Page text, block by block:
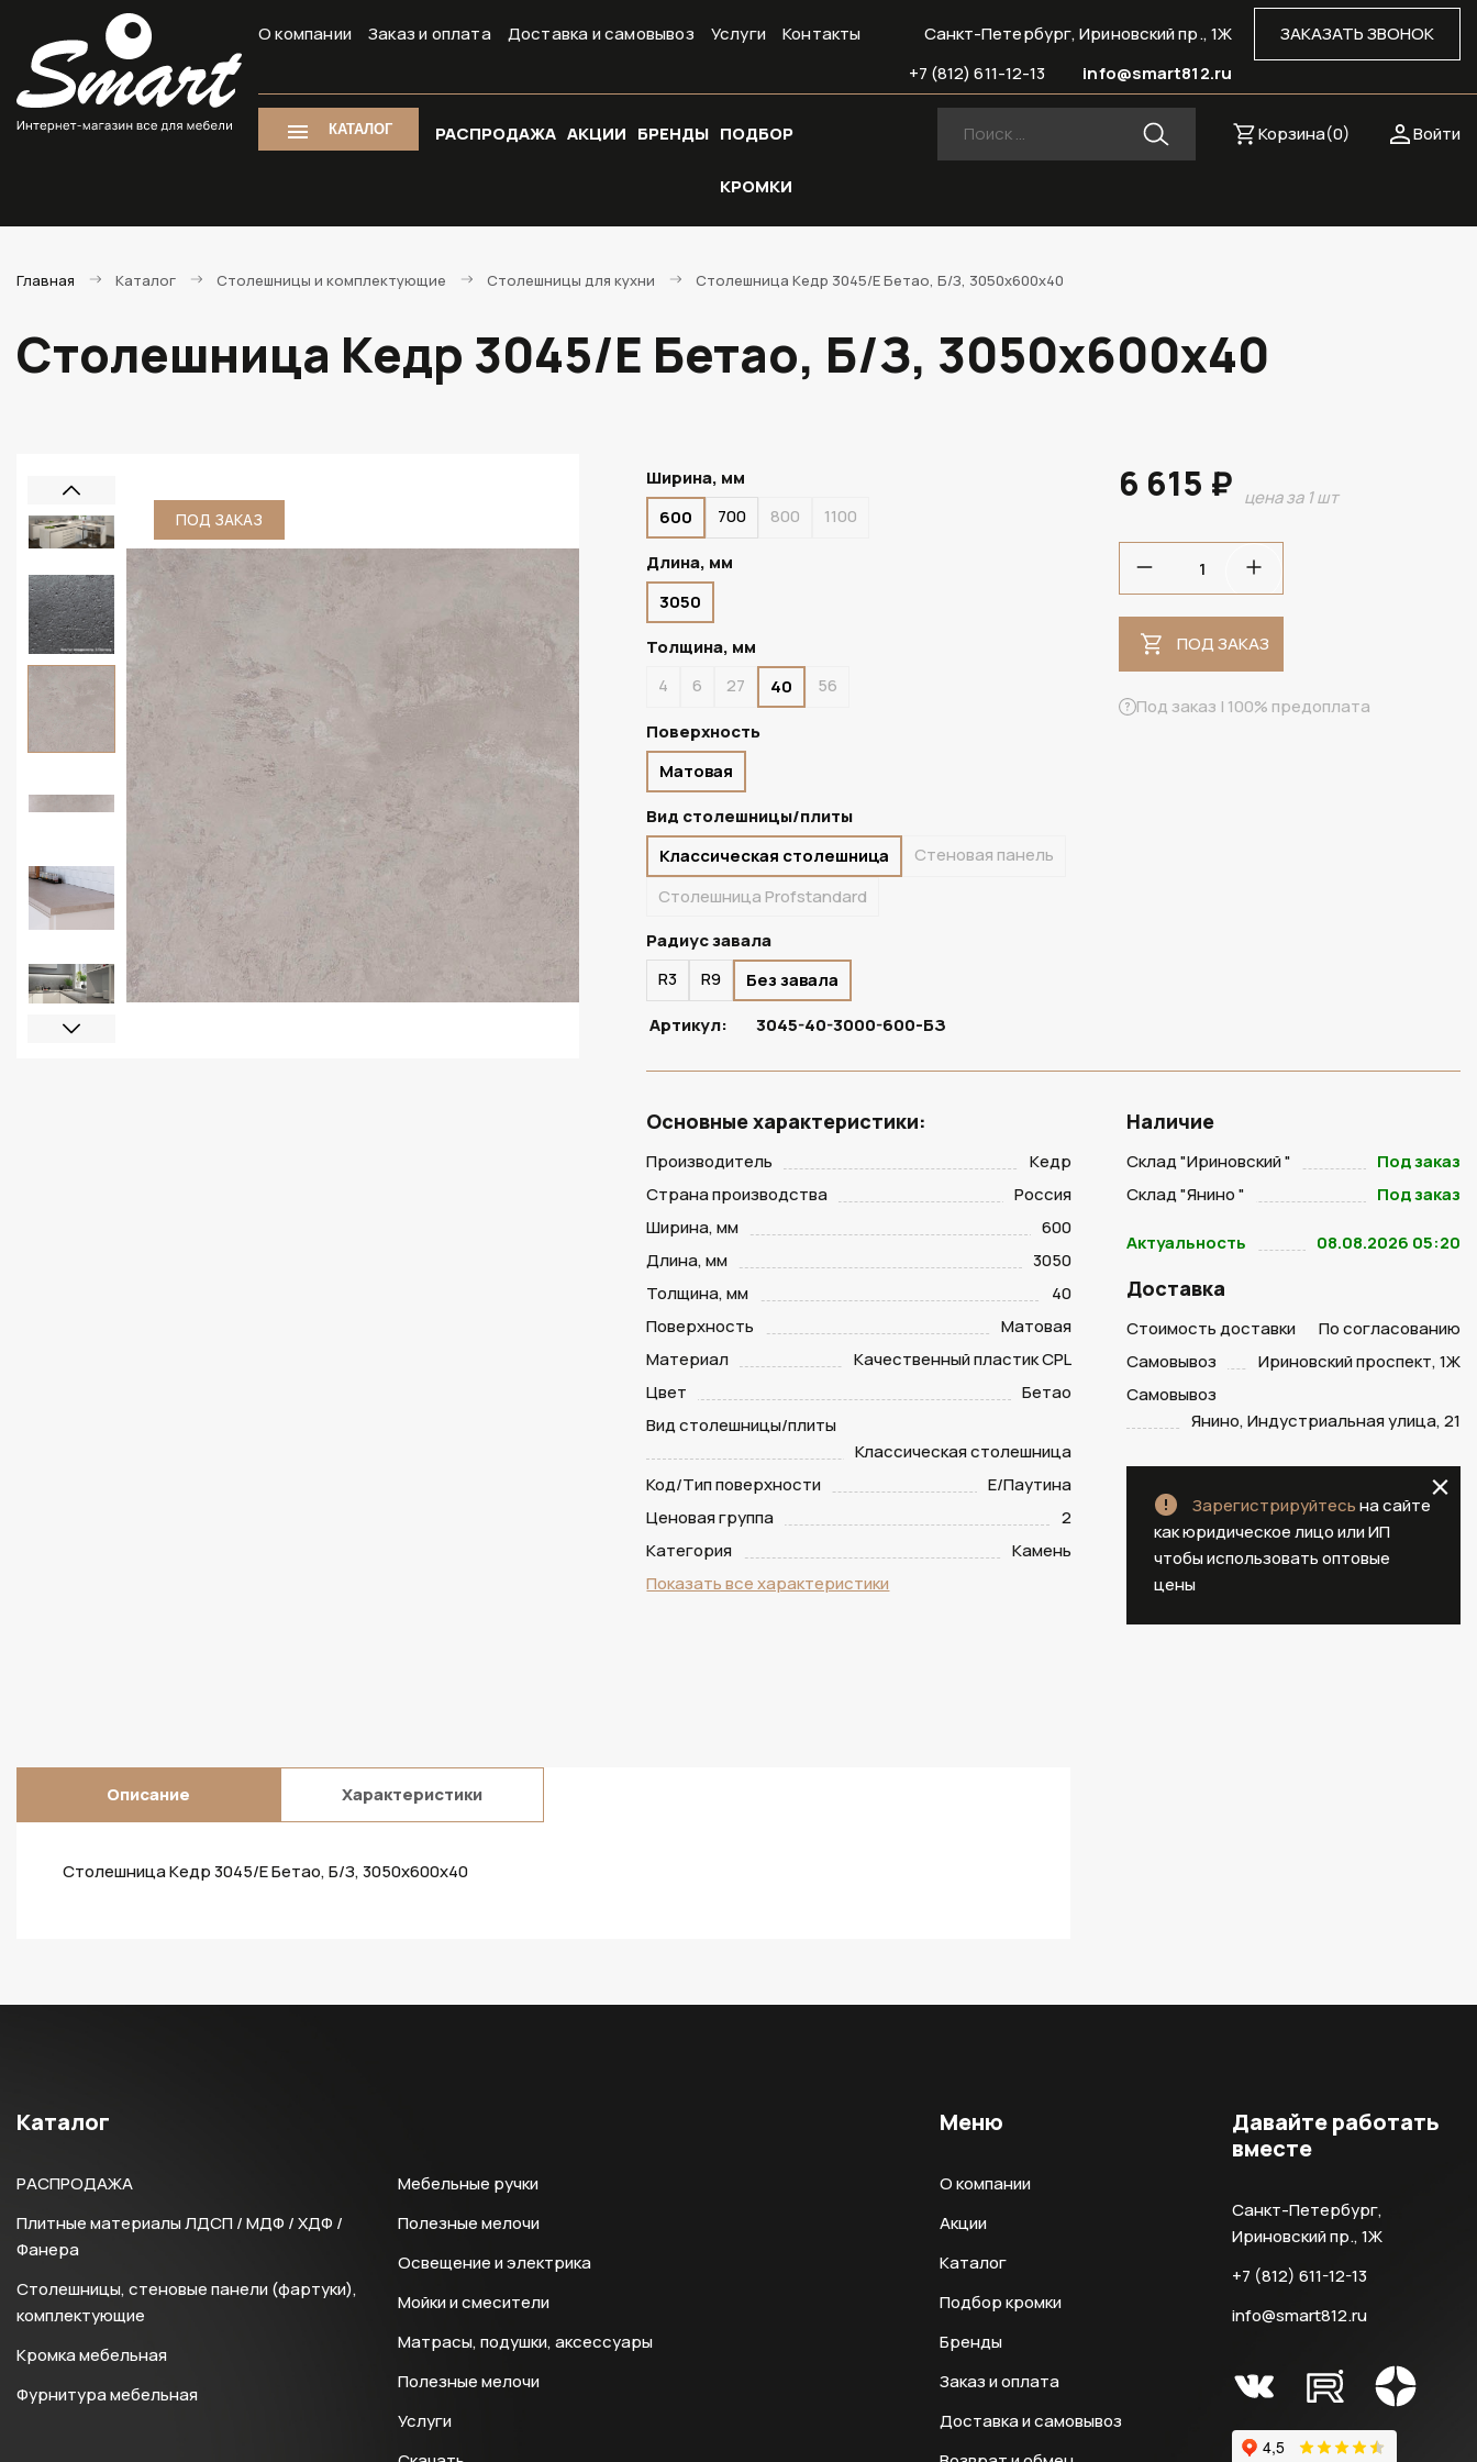
О компании Заказ и оплата Доставка и самовывоз Услуги Контакты ЗАКАЗАТЬ ЗВОНОК
Санкт-Петербург, Ириновский пр., 1Ж
info@smart812.ru
+7 (812) 611-12-13
КАТАЛОГ РАСПРОДАЖА АКЦИИ БРЕНДЫ ПОДБОР
КРОМКИ
Войти
Корзина(0)
Главная Каталог Столешницы и комплектующие Cтолешницы для кухни Столешница Кедр 3045/E Бетао, Б/З, 3050х600х40
Столешница Кедр 3045/E Бетао, Б/З, 3050х600х40
ПОД ЗАКАЗ ПОД ЗАКАЗ
Ширина, мм
600
700 800
1100
Длина, мм
3050
Толщина, мм
4
6 27 40
56
Поверхность
Матовая
Вид столешницы/плиты
Классическая столешница
Стеновая панель
Столешница Profstandard
Радиус завала
R3
R9
Без завала
Артикул:
3045-40-3000-600-БЗ
6 615 ₽ цена за 1 шт
ПОД ЗАКАЗ
Под заказ | 100% предоплата
Основные характеристики:
Производитель
Кедр
Страна производства
Россия
Ширина, мм
600
Длина, мм
3050
Толщина, мм
40
Поверхность
Матовая
Материал
Качественный пластик CPL
Цвет
Бетао
Вид столешницы/плиты
Классическая столешница
Код/Тип поверхности
E/Паутина
Ценовая группа
2
Категория
Камень
Показать все характеристики
Наличие
Склад "Ириновский "
Под заказ
Склад "Янино "
Под заказ
Актуальность 08.08.2026 05:20
Доставка
Стоимость доставки
По согласованию
Самовывоз
Ириновский проспект, 1Ж
Самовывоз
Янино, Индустриальная улица, 21
Зарегистрируйтесьна сайте
как юридическое лицо или ИП
чтобы использовать оптовые
цены
Описание Характеристики
Столешница Кедр 3045/E Бетао, Б/З, 3050х600х40
Каталог
РАСПРОДАЖА
Плитные материалы ЛДСП / МДФ / ХДФ /
Фанера
Столешницы, стеновые панели (фартуки),
комплектующие
Кромка мебельная
Фурнитура мебельная
Мебельные ручки
Полезные мелочи
Освещение и электрика
Мойки и смесители
Матрасы, подушки, аксессуары
Полезные мелочи
Услуги
Меню
О компании
Акции
Каталог
Подбор кромки
Бренды
Заказ и оплата
Доставка и самовывоз
Давайте работать
вместе
Санкт-Петербург,
Ириновский пр., 1Ж
+7 (812) 611-12-13
info@smart812.ru